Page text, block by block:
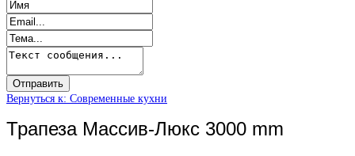
Вернуться к: Современные кухни
Трапеза Массив-Люкс 3000 mm